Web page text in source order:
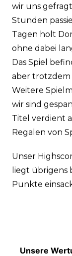
wir uns
Stunden
Tagen holt
ohne dabei
Das Spiel
aber trotzdem
Weitere
wir sind
Titel verdient
Regalen von
Unser
liegt übrigens
Punkte
Unsere